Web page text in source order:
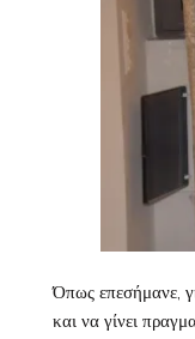
Όπως επεσήμανε,
και να γίνει